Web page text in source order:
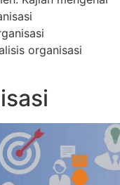
organisasi